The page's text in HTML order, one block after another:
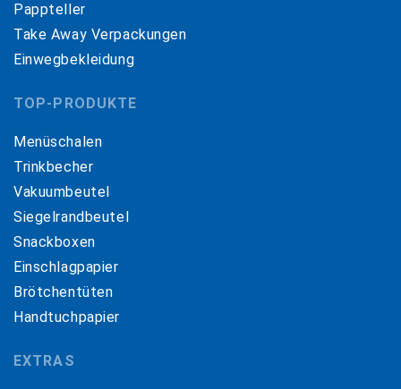
Pappteller
Take Away Verpackungen
Einwegbekleidung
TOP-PRODUKTE
Menüschalen
Trinkbecher
Vakuumbeutel
Siegelrandbeutel
Snackboxen
Einschlagpapier
Brötchentüten
Handtuchpapier
EXTRAS